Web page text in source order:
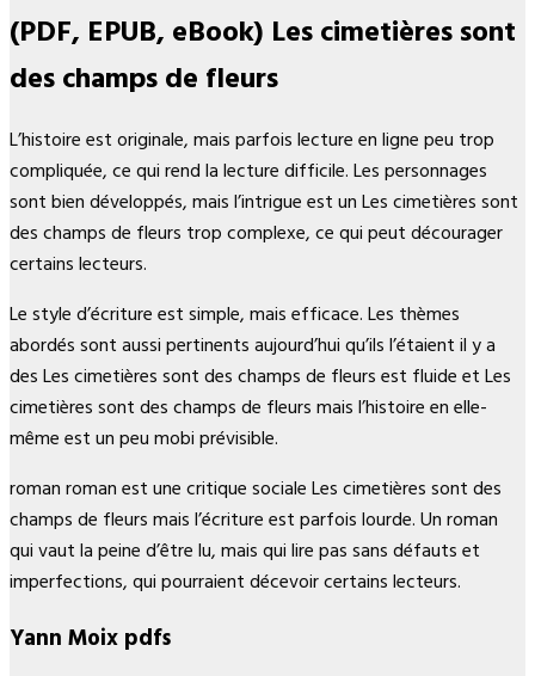
(PDF, EPUB, eBook) Les cimetières sont
des champs de fleurs
L’histoire est originale, mais parfois lecture en ligne peu trop
compliquée, ce qui rend la lecture difficile. Les personnages
sont bien développés, mais l’intrigue est un Les cimetières sont
des champs de fleurs trop complexe, ce qui peut décourager
certains lecteurs.
Le style d’écriture est simple, mais efficace. Les thèmes
abordés sont aussi pertinents aujourd’hui qu’ils l’étaient il y a
des Les cimetières sont des champs de fleurs est fluide et Les
cimetières sont des champs de fleurs mais l’histoire en elle-
même est un peu mobi prévisible.
roman roman est une critique sociale Les cimetières sont des
champs de fleurs mais l’écriture est parfois lourde. Un roman
qui vaut la peine d’être lu, mais qui lire pas sans défauts et
imperfections, qui pourraient décevoir certains lecteurs.
Yann Moix pdfs